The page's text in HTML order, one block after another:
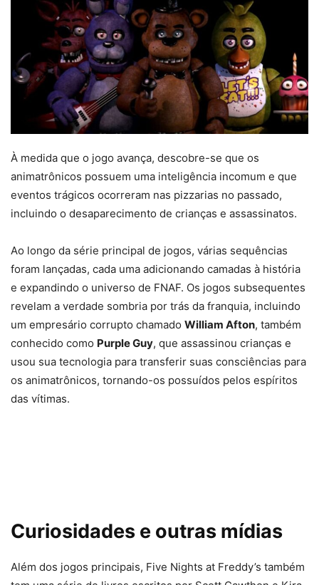
À medida que o jogo avança, descobre-se que os
animatrônicos possuem uma inteligência incomum e que
eventos trágicos ocorreram nas pizzarias no passado,
incluindo o desaparecimento de crianças e assassinatos.
Ao longo da série principal de jogos, várias sequências
foram lançadas, cada uma adicionando camadas à história
e expandindo o universo de FNAF. Os jogos subsequentes
revelam a verdade sombria por trás da franquia, incluindo
um empresário corrupto chamado William Afton, também
conhecido como Purple Guy, que assassinou crianças e
usou sua tecnologia para transferir suas consciências para
os animatrônicos, tornando-os possuídos pelos espíritos
das vítimas.
Curiosidades e outras mídias
Além dos jogos principais, Five Nights at Freddy’s também